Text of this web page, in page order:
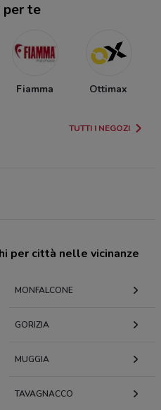
te
Fiamma Ottimax
TUTTI I NEGOZI
per città nelle vicinanze
MONFALCONE
GORIZIA
MUGGIA
TAVAGNACCO